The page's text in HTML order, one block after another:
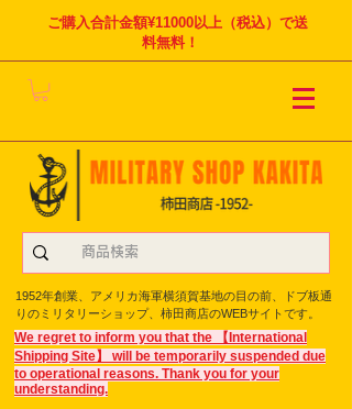
ご購入合計金額¥11000以上（税込）で送
料無料！
1952年創業、アメリカ海軍横須賀基地の目の前、ドブ板通
りのミリタリーショップ、柿田商店のWEBサイトです。
We regret to inform you that the 【International
Shipping Site】 will be temporarily suspended due
to operational reasons. Thank you for your
understanding.